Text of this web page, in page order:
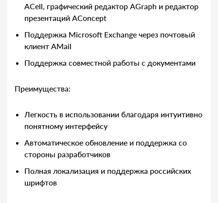
ACell, графический редактор AGraph и редактор
презентаций AConcept
Поддержка Microsoft Exchange через почтовый
клиент AMail
Поддержка совместной работы с документами
Преимущества:
Легкость в использовании благодаря интуитивно
понятному интерфейсу
Автоматическое обновление и поддержка со
стороны разработчиков
Полная локализация и поддержка российских
шрифтов